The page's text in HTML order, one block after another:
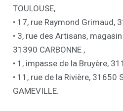
TOULOUSE,
• 17, rue Raymond Grimaud,
• 3, rue des Artisans,
31390 CARBONNE ,
• 1, impasse de la Bruyère,
• 11, rue de la Rivière, 31650
GAMEVILLE.